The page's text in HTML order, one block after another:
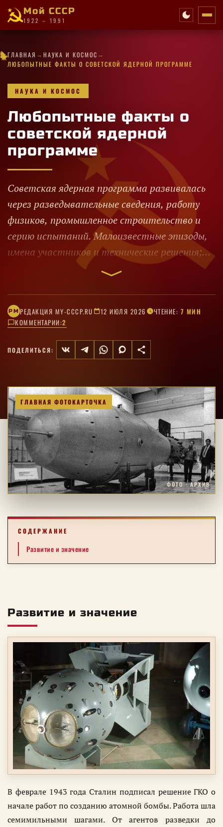
Мой СССР
1922 – 1991
★
·
✧
★
✦
★
★
★
·✦
✧
★★
★★
✧
★
·
✧
★★
✧
✧
✦
·✦
✧
★ ГЛАВНАЯ → НАУКА И КОСМОС →
ЛЮБОПЫТНЫЕ ФАКТЫ О СОВЕТСКОЙ ЯДЕРНОЙ ПРОГРАММЕ
НАУКА И КОСМОС
Любопытные факты о
советской ядерной
программе
Советская ядерная программа развивалась
через разведывательные сведения, работу
физиков, промышленное строительство и
серию испытаний. Малоизвестные эпизоды,
имена участников и технические решения;
отдельные сенсационные версии требуют
РM РЕДАКЦИЯ MY-CCCP.RU 12 ИЮЛЯ 2026 ЧТЕНИЕ: 7 МИН
КОММЕНТАРИИ:2
ПОДЕЛИТЬСЯ:
ГЛАВНАЯ ФОТОКАРТОЧКА
ФОТО · АРХИВ
СОДЕРЖАНИЕ
Развитие и значение
Развитие и значение
В феврале 1943 года Сталин подписал решение ГКО о
начале работ по созданию атомной бомбы. Работа шла
семимильными шагами. От агентов разведки до